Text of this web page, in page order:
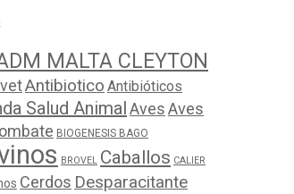
MALTA CLEYTON
Antibiotico Antibióticos
Salud AnimalAvesAves
BIOGENESIS BAGO
BROVEL Caballos CALIER
Cerdos Desparacitante